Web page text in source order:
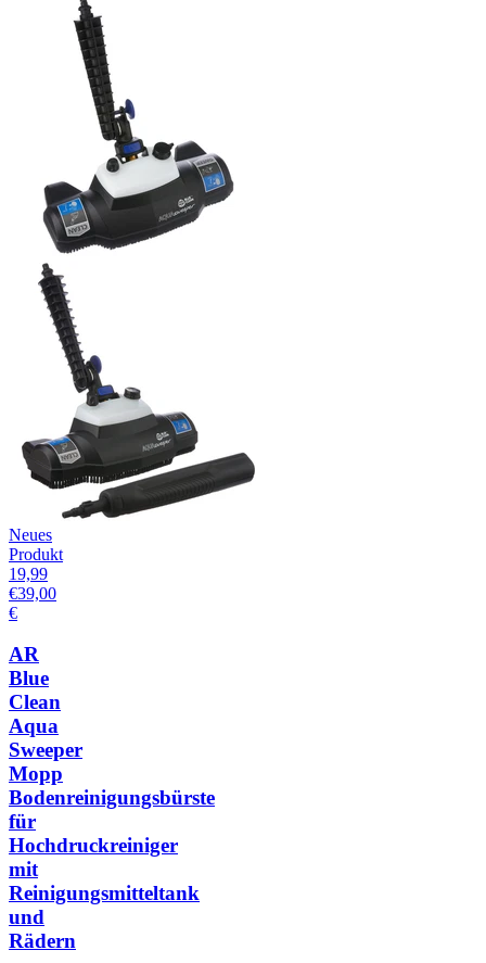
Neues
Produkt
19,99
€39,00
€
AR
Blue
Clean
Aqua
Sweeper
Mopp
Bodenreinigungsbürste
für
Hochdruckreiniger
mit
Reinigungsmitteltank
und
Rädern